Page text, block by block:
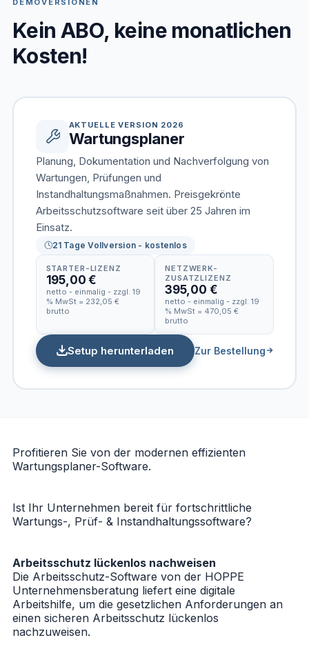
DEMOVERSIONEN
Kein ABO, keine monatlichen
Kosten!
AKTUELLE VERSION 2026
Wartungsplaner
Planung, Dokumentation und Nachverfolgung von
Wartungen, Prüfungen und
Instandhaltungsmaßnahmen. Preisgekrönte
Arbeitsschutzsoftware seit über 25 Jahren im
Einsatz.
21 Tage Vollversion - kostenlos
STARTER-LIZENZ
195,00 €
netto - einmalig - zzgl. 19
% MwSt = 232,05 €
brutto
NETZWERK-
ZUSATZLIZENZ
395,00 €
netto - einmalig - zzgl. 19
% MwSt = 470,05 €
brutto
Setup herunterladen Zur Bestellung
Profitieren Sie von der modernen effizienten
Wartungsplaner-Software.
Ist Ihr Unternehmen bereit für fortschrittliche
Wartungs-, Prüf- & Instandhaltungssoftware?
Arbeitsschutz lückenlos nachweisen
Die Arbeitsschutz-Software von der HOPPE
Unternehmensberatung liefert eine digitale
Arbeitshilfe, um die gesetzlichen Anforderungen an
einen sicheren Arbeitsschutz lückenlos
nachzuweisen.